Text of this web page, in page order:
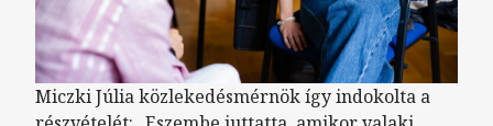
Miczki Júlia közlekedésmérnök így indokolta a